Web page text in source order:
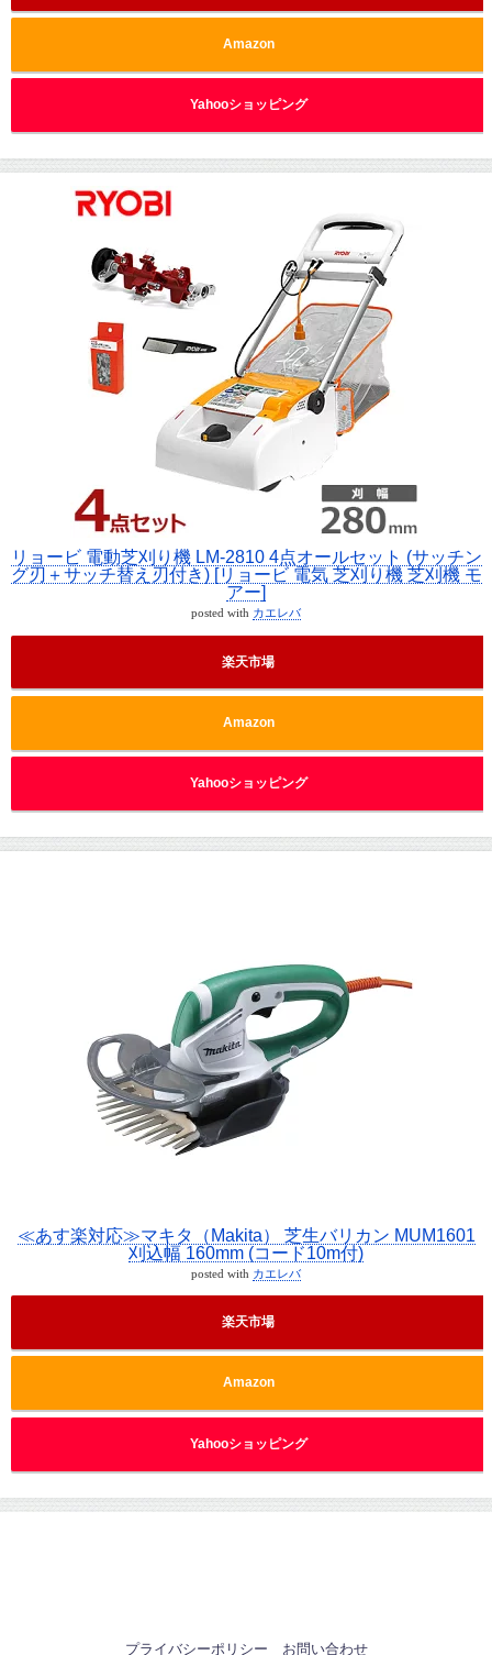
Amazon
Yahooショッピング
リョービ 電動芝刈り機 LM-2810 4点オールセット (サッチン
グ刃＋サッチ替え刃付き) [リョービ 電気 芝刈り機 芝刈機 モ
アー]
posted with カエレバ
楽天市場
Amazon
Yahooショッピング
≪あす楽対応≫マキタ（Makita） 芝生バリカン MUM1601
刈込幅 160mm (コード10m付)
posted with カエレバ
楽天市場
Amazon
Yahooショッピング
プライバシーポリシー お問い合わせ